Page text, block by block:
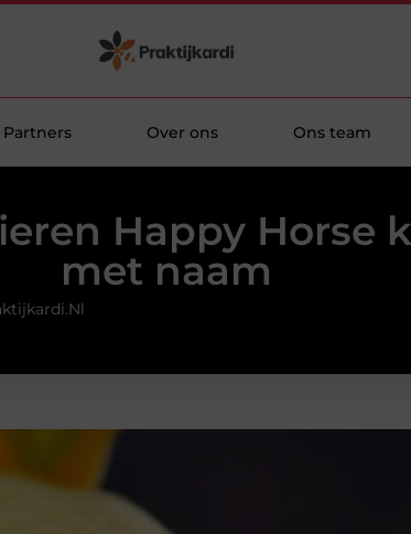
Partners Over ons Ons team
Happy Horse
met naam